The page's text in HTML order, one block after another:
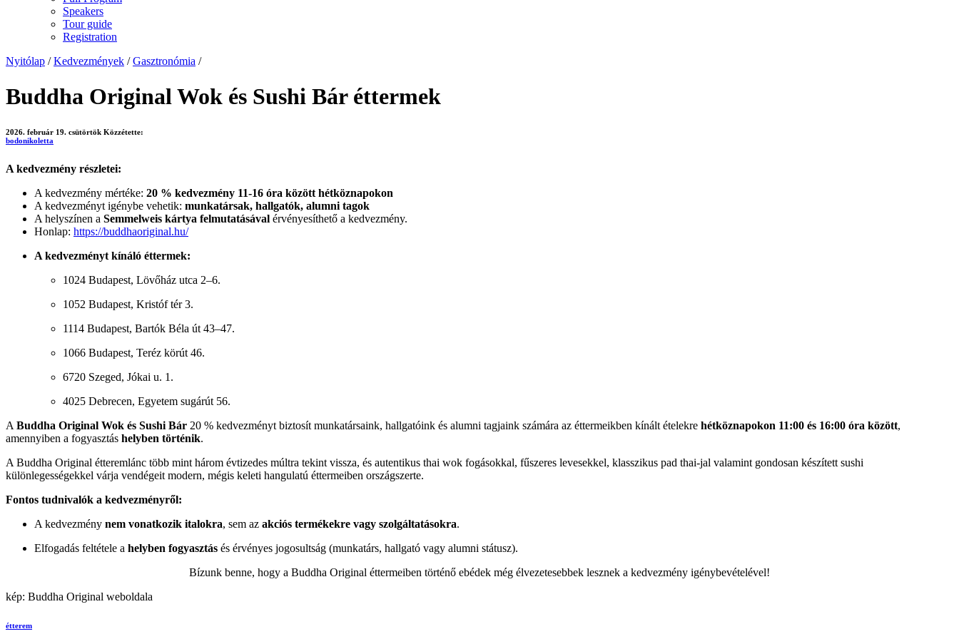
Speakers
Tour guide
Registration
Nyitólap / Kedvezmények / Gasztronómia /
Buddha Original Wok és Sushi Bár éttermek
2026. február 19. csütörtök Közzétette:
bodonikoletta
A kedvezmény részletei:
A kedvezmény mértéke: 20 % kedvezmény 11-16 óra között hétköznapokon
A kedvezményt igénybe vehetik: munkatársak, hallgatók, alumni tagok
A helyszínen a Semmelweis kártya felmutatásával érvényesíthető a kedvezmény.
Honlap: https://buddhaoriginal.hu/
A kedvezményt kínáló éttermek:
1024 Budapest, Lövőház utca 2–6.
1052 Budapest, Kristóf tér 3.
1114 Budapest, Bartók Béla út 43–47.
1066 Budapest, Teréz körút 46.
6720 Szeged, Jókai u. 1.
4025 Debrecen, Egyetem sugárút 56.
A Buddha Original Wok és Sushi Bár 20 % kedvezményt biztosít munkatársaink, hallgatóink és alumni tagjaink számára az éttermeikben kínált ételekre hétköznapokon 11:00 és 16:00 óra között,
amennyiben a fogyasztás helyben történik.
A Buddha Original étteremlánc több mint három évtizedes múltra tekint vissza, és autentikus thai wok fogásokkal, fűszeres levesekkel, klasszikus pad thai-jal valamint gondosan készített sushi
különlegességekkel várja vendégeit modern, mégis keleti hangulatú éttermeiben országszerte.
Fontos tudnivalók a kedvezményről:
A kedvezmény nem vonatkozik italokra, sem az akciós termékekre vagy szolgáltatásokra.
Elfogadás feltétele a helyben fogyasztás és érvényes jogosultság (munkatárs, hallgató vagy alumni státusz).
Bízunk benne, hogy a Buddha Original éttermeiben történő ebédek még élvezetesebbek lesznek a kedvezmény igénybevételével!
kép: Buddha Original weboldala
étterem